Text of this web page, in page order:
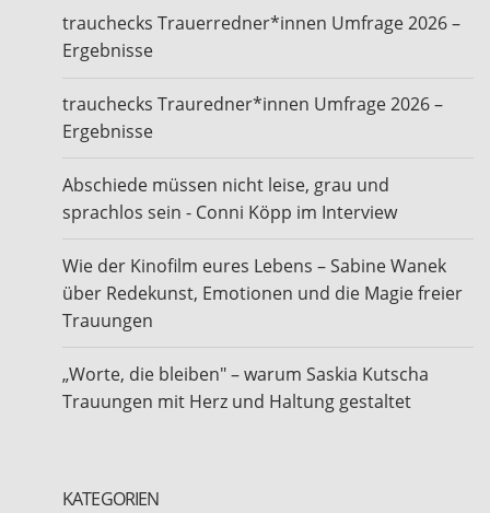
trauchecks Trauerredner*innen Umfrage 2026 –
Ergebnisse
trauchecks Trauredner*innen Umfrage 2026 –
Ergebnisse
Abschiede müssen nicht leise, grau und
sprachlos sein - Conni Köpp im Interview
Wie der Kinofilm eures Lebens – Sabine Wanek
über Redekunst, Emotionen und die Magie freier
Trauungen
„Worte, die bleiben" – warum Saskia Kutscha
Trauungen mit Herz und Haltung gestaltet
KATEGORIEN